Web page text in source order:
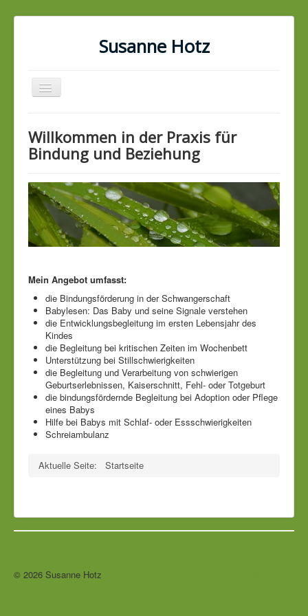
Susanne Hotz
Navigation
an/aus
Praxis
EEH
über mich
Anfahrt
Willkommen in der Praxis für
Bindung und Beziehung
Mein Angebot umfasst:
die Bindungsförderung in der Schwangerschaft
Babylesen: Das Baby und seine Signale verstehen
die Entwicklungsbegleitung im ersten Lebensjahr des
Kindes
die Begleitung bei kritischen Zeiten im Wochenbett
Unterstützung bei Stillschwierigkeiten
die Begleitung und Verarbeitung von schwierigen
Geburtserlebnissen, Kaiserschnitt, Fehl- oder Totgeburt
die bindungsfördernde Begleitung bei Adoption oder Pflege
eines Babys
Hilfe bei Babys mit Schlaf- oder Essschwierigkeiten
Schreiambulanz
Aktuelle Seite: Startseite
© 2026 Susanne Hotz